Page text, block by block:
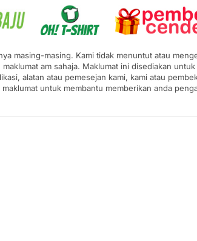
masing-masing. Kami tidak menuntut atau
am sahaja. Maklumat ini disediakan
alatan atau pemesejan kami, kami atau
untuk membantu memberikan anda